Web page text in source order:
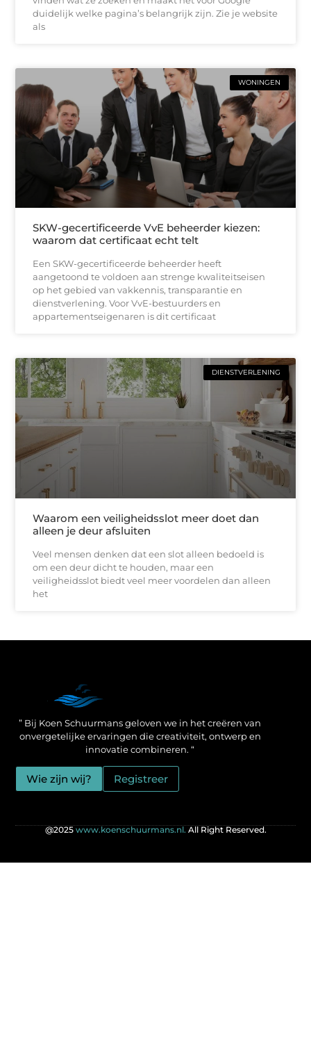
duidelijk welke pagina’s belangrijk zijn. Zie je website
als
WONINGEN
SKW-gecertificeerde VvE beheerder kiezen:
waarom dat certificaat echt telt
Een SKW-gecertificeerde beheerder heeft
aangetoond te voldoen aan strenge kwaliteitseisen
op het gebied van vakkennis, transparantie en
dienstverlening. Voor VvE-bestuurders en
appartementseigenaren is dit certificaat
DIENSTVERLENING
Waarom een veiligheidsslot meer doet dan
alleen je deur afsluiten
Veel mensen denken dat een slot alleen bedoeld is
om een deur dicht te houden, maar een
veiligheidsslot biedt veel meer voordelen dan alleen
het
” Bij Koen Schuurmans geloven we in het creëren van
onvergetelijke ervaringen die creativiteit, ontwerp en
innovatie combineren. “
Wie zijn wij? Registreer
@2025 www.koenschuurmans.nl. All Right Reserved.